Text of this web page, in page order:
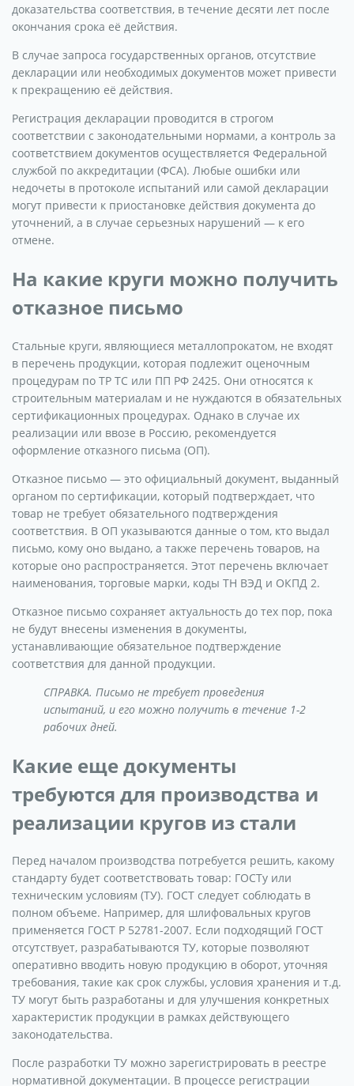
доказательства соответствия, в течение десяти лет после
окончания срока её действия.
В случае запроса государственных органов, отсутствие
декларации или необходимых документов может привести
к прекращению её действия.
Регистрация декларации проводится в строгом
соответствии с законодательными нормами, а контроль за
соответствием документов осуществляется Федеральной
службой по аккредитации (ФСА). Любые ошибки или
недочеты в протоколе испытаний или самой декларации
могут привести к приостановке действия документа до
уточнений, а в случае серьезных нарушений — к его
отмене.
На какие круги можно получить
отказное письмо
Стальные круги, являющиеся металлопрокатом, не входят
в перечень продукции, которая подлежит оценочным
процедурам по ТР ТС или ПП РФ 2425. Они относятся к
строительным материалам и не нуждаются в обязательных
сертификационных процедурах. Однако в случае их
реализации или ввозе в Россию, рекомендуется
оформление отказного письма (ОП).
Отказное письмо — это официальный документ, выданный
органом по сертификации, который подтверждает, что
товар не требует обязательного подтверждения
соответствия. В ОП указываются данные о том, кто выдал
письмо, кому оно выдано, а также перечень товаров, на
которые оно распространяется. Этот перечень включает
наименования, торговые марки, коды ТН ВЭД и ОКПД 2.
Отказное письмо сохраняет актуальность до тех пор, пока
не будут внесены изменения в документы,
устанавливающие обязательное подтверждение
соответствия для данной продукции.
СПРАВКА. Письмо не требует проведения
испытаний, и его можно получить в течение 1-2
рабочих дней.
Какие еще документы
требуются для производства и
реализации кругов из стали
Перед началом производства потребуется решить, какому
стандарту будет соответствовать товар: ГОСТу или
техническим условиям (ТУ). ГОСТ следует соблюдать в
полном объеме. Например, для шлифовальных кругов
применяется ГОСТ Р 52781-2007. Если подходящий ГОСТ
отсутствует, разрабатываются ТУ, которые позволяют
оперативно вводить новую продукцию в оборот, уточняя
требования, такие как срок службы, условия хранения и т.д.
ТУ могут быть разработаны и для улучшения конкретных
характеристик продукции в рамках действующего
законодательства.
После разработки ТУ можно зарегистрировать в реестре
нормативной документации. В процессе регистрации